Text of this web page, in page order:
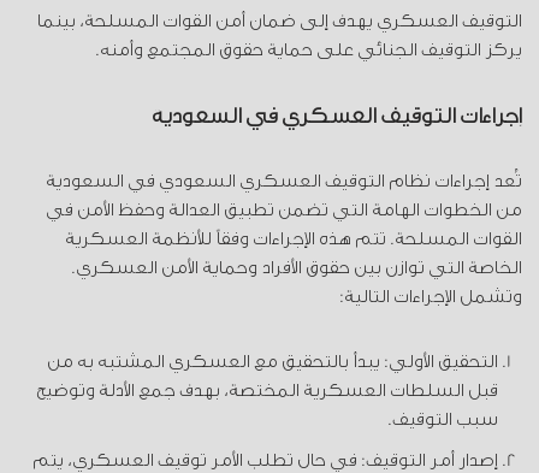
التوقيف العسكري يهدف إلى ضمان أمن القوات المسلحة، بينما
يركز التوقيف الجنائي على حماية حقوق المجتمع وأمنه.
إجراءات التوقيف العسكري في السعودية
تُعد إجراءات نظام التوقيف العسكري السعودي في السعودية
من الخطوات الهامة التي تضمن تطبيق العدالة وحفظ الأمن في
القوات المسلحة. تتم هذه الإجراءات وفقاً للأنظمة العسكرية
الخاصة التي توازن بين حقوق الأفراد وحماية الأمن العسكري.
وتشمل الإجراءات التالية:
التحقيق الأولي: يبدأ بالتحقيق مع العسكري المشتبه به من
قبل السلطات العسكرية المختصة، بهدف جمع الأدلة وتوضيح
سبب التوقيف.
إصدار أمر التوقيف: في حال تطلب الأمر توقيف العسكري، يتم